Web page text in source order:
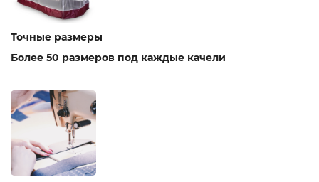
Точные размеры
Более 50 размеров под каждые качели